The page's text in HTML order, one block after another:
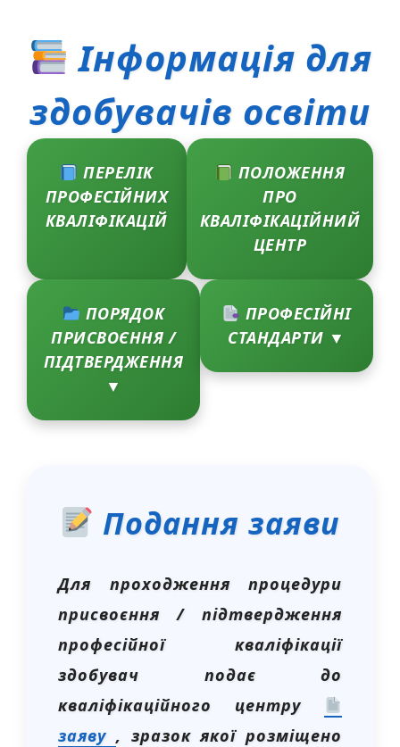
Інформація для
здобувачів освіти
ПЕРЕЛІК
ПРОФЕСІЙНИХ
КВАЛІФІКАЦІЙ
ПОЛОЖЕННЯ
ПРО
КВАЛІФІКАЦІЙНИЙ
ЦЕНТР
ПОРЯДОК
ПРИСВОЄННЯ /
ПІДТВЕРДЖЕННЯ
▼
ПРОФЕСІЙНІ
СТАНДАРТИ ▼
Подання заяви
Для проходження процедури
присвоєння / підтвердження
професійної кваліфікації
здобувач подає до
кваліфікаційного центру
заяву , зразок якої розміщено